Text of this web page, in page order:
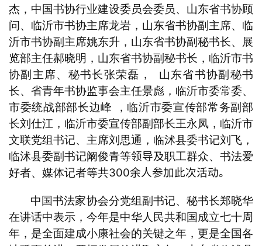
杰，中国书协行业建设委员会委员、山东省书协顾
问、临沂市书协主席龙岩，山东省书协副主席、临
沂市书协副主席姚东升，山东省书协副秘书长、展
览部主任郝晓明，山东省书协副秘书长，临沂市书
协副主席、秘书长张荣磊，
山东省书协副秘书
长、省青年书协监事会主任景彪，临沂市委常委、
市委统战部部长边峰
，临沂市委宣传部常务副部
长刘仕江，临沂市委宣传部副部长王永凤，临沂市
文联党组书记、主席刘思通，临沭县委书记刘飞，
临沭县委副书记阚俊青等领导及职工群众、书法爱
好者、媒体记者等共300余人参加此次活动。
中国书法家协会分党组副书记、秘书长郑晓华
在讲话中表示， 今年是中华人民共和国成立七十周
年，是全面建成小康社会的关键之年，更是全国各